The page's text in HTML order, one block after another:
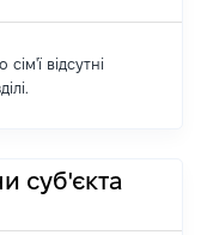
відсутні
суб'єкта